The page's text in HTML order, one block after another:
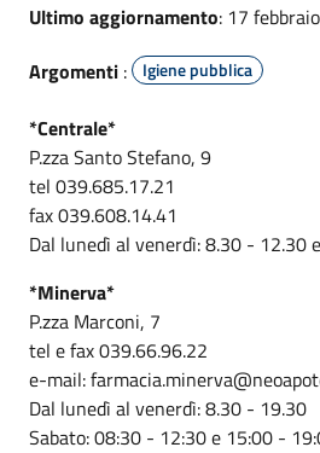
Ultimo aggiornamento: 17
Argomenti : Igiene pubblica
*Centrale*
P.zza Santo Stefano, 9
tel 039.685.17.21
fax 039.608.14.41
Dal lunedì al venerdì: 8.30 - 12.30
*Minerva*
P.zza Marconi, 7
tel e fax 039.66.96.22
e-mail:
Dal lunedì al venerdì: 8.30 - 19.30
Sabato: 08:30 - 12:30 e 15:00 -